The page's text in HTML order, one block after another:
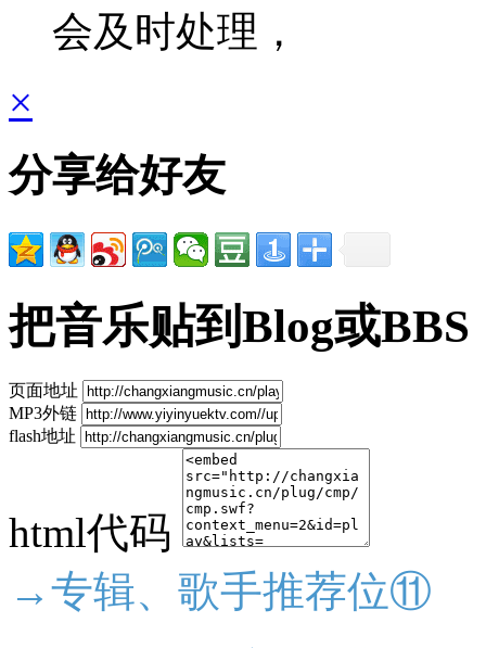
会及时处理，
×
分享给好友
把音乐贴到Blog或BBS
页面地址
MP3外链
flash地址
html代码
→专辑、歌手推荐位⑪